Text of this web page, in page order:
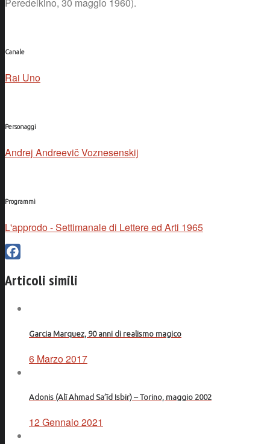
Canale
Rai Uno
Personaggi
Andrej Andreevič Voznesenskij
Programmi
L'approdo - Settimanale di Lettere ed Arti 1965
Articoli simili
Garcia Marquez, 90 anni di realismo magico
6 Marzo 2017
Adonis (Alī Ahmad Sa’īd Isbir) – Torino, maggio 2002
12 Gennaio 2021